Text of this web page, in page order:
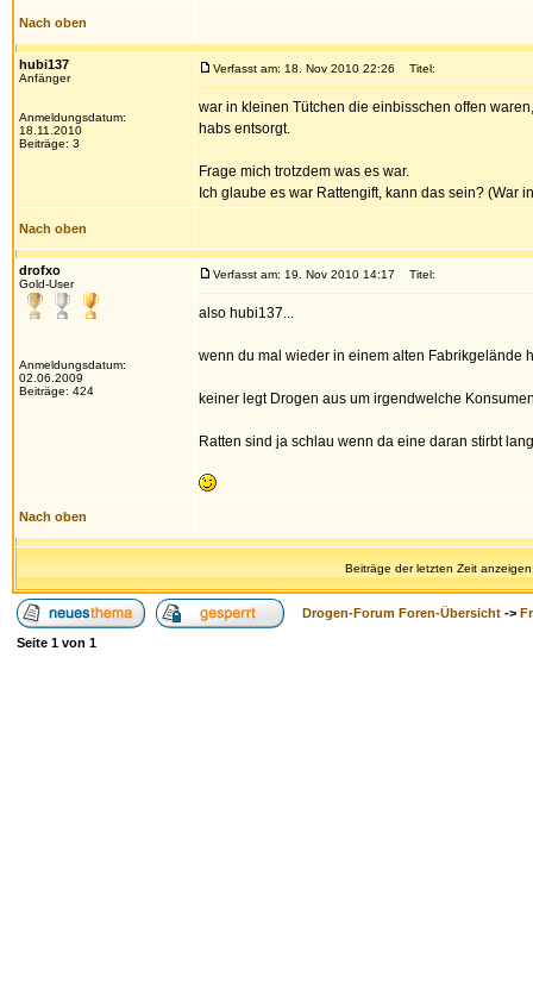
Nach oben
hubi137
Anfänger
Anmeldungsdatum:
18.11.2010
Beiträge: 3
Verfasst am: 18. Nov 2010 22:26 Titel:
war in kleinen Tütchen die einbisschen offen
habs entsorgt.
Frage mich trotzdem was es war.
Ich glaube es war Rattengift, kann das sein? (War
Nach oben
drofxo
Gold-User
Anmeldungsdatum:
02.06.2009
Beiträge: 424
Verfasst am: 19. Nov 2010 14:17 Titel:
also hubi137...
wenn du mal wieder in einem alten Fabrikgelände
keiner legt Drogen aus um irgendwelche
Ratten sind ja schlau wenn da eine daran stirbt
Nach oben
Beiträge der letzten Zeit
Drogen-Forum Foren-Übersicht ->
Seite 1 von 1